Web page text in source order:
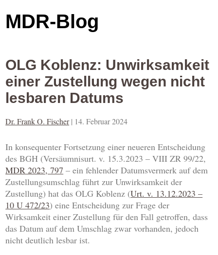
MDR-Blog
OLG Koblenz: Unwirksamkeit
einer Zustellung wegen nicht
lesbaren Datums
Dr. Frank O. Fischer | 14. Februar 2024
In konsequenter Fortsetzung einer neueren Entscheidung
des BGH (Versäumnisurt. v. 15.3.2023 – VIII ZR 99/22,
MDR 2023, 797 – ein fehlender Datumsvermerk auf dem
Zustellungsumschlag führt zur Unwirksamkeit der
Zustellung) hat das OLG Koblenz (Urt. v. 13.12.2023 –
10 U 472/23) eine Entscheidung zur Frage der
Wirksamkeit einer Zustellung für den Fall getroffen, dass
das Datum auf dem Umschlag zwar vorhanden, jedoch
nicht deutlich lesbar ist.